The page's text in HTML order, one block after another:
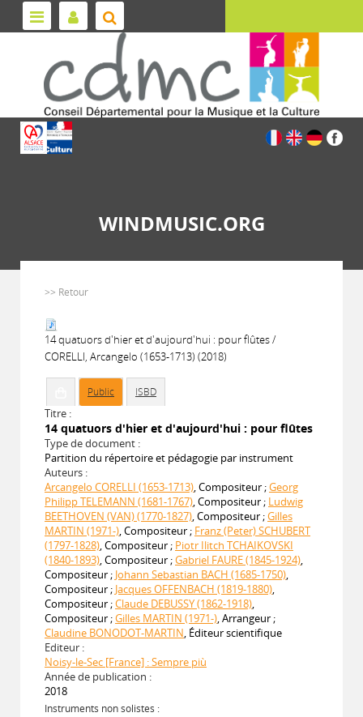
WINDMUSIC.ORG
>> Retour
14 quatuors d'hier et d'aujourd'hui : pour flûtes /
CORELLI, Arcangelo (1653-1713) (2018)
Public ISBD
Titre :
14 quatuors d'hier et d'aujourd'hui : pour flûtes
Type de document :
Partition du répertoire et pédagogie par instrument
Auteurs :
Arcangelo CORELLI (1653-1713), Compositeur ;Georg
Philipp TELEMANN (1681-1767), Compositeur ; Ludwig
BEETHOVEN (VAN) (1770-1827), Compositeur ;Gilles
MARTIN (1971-), Compositeur ; Franz (Peter) SCHUBERT
(1797-1828), Compositeur ; Piotr Ilitch TCHAIKOVSKI
(1840-1893), Compositeur ;Gabriel FAURE (1845-1924),
Compositeur ; Johann Sebastian BACH (1685-1750),
Compositeur ; Jacques OFFENBACH (1819-1880),
Compositeur ;Claude DEBUSSY (1862-1918),
Compositeur ;Gilles MARTIN (1971-), Arrangeur ;
Claudine BONODOT-MARTIN, Éditeur scientifique
Editeur :
Noisy-le-Sec [France] : Sempre più
Année de publication :
2018
Instruments non solistes :